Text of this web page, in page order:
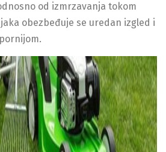
od izmrzavanja tokom
obezbeđuje se uredan izgled i